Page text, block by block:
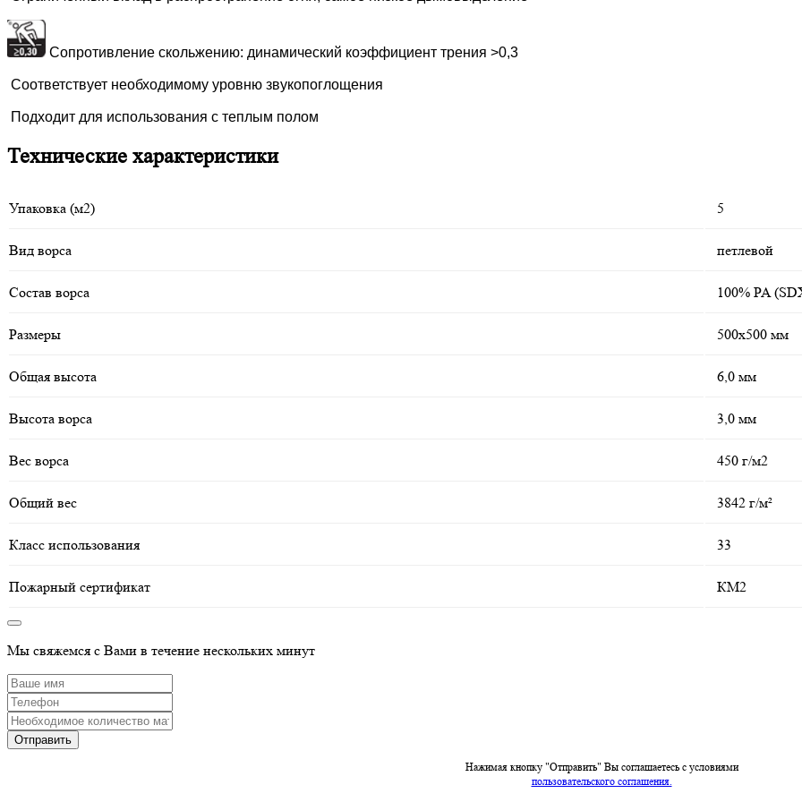
Сопротивление скольжению: динамический коэффициент трения >0,3
Соответствует необходимому уровню звукопоглощения
Подходит для использования с теплым полом
Технические характеристики
Упаковка (м2) 5
Вид ворса петлевой
Состав ворса 100% PA
Размеры 500х500 мм
Общая высота 6,0 мм
Высота ворса 3,0 мм
Вес ворса 450 г/м2
Общий вес 3842 г/м²
Класс использования 33
Пожарный сертификат КМ2
Мы свяжемся с Вами в течение нескольких минут
Нажимая кнопку "Отправить" Вы соглашаетесь c условиями
пользовательского соглашения.